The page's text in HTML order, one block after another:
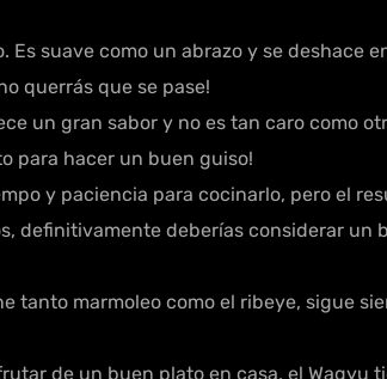
suave como un abrazo y se deshace
querrás que se pase!
un gran sabor y no es tan caro como
para hacer un buen guiso!
y paciencia para cocinarlo, pero el
definitivamente deberías considerar un
tanto marmoleo como el ribeye, sigue
de un buen plato en casa, el Wagyu